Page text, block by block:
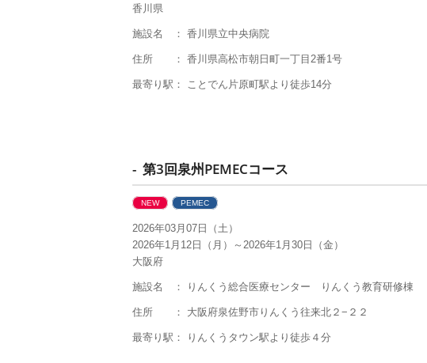
香川県
施設名 ： 香川県立中央病院
住所 ： 香川県高松市朝日町一丁目2番1号
最寄り駅： ことでん片原町駅より徒歩14分
- 第3回泉州PEMECコース
NEW PEMEC
2026年03月07日（土）
2026年1月12日（月）～2026年1月30日（金）
大阪府
施設名 ： りんくう総合医療センター りんくう教育研修棟
住所 ： 大阪府泉佐野市りんくう往来北２−２２
最寄り駅： りんくうタウン駅より徒歩４分